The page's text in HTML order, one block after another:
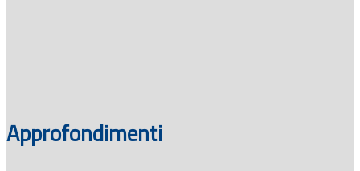
Approfondimenti